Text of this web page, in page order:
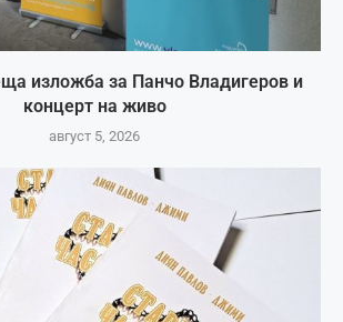
изложба за Панчо Владигеров и
концерт на живо
август 5, 2026